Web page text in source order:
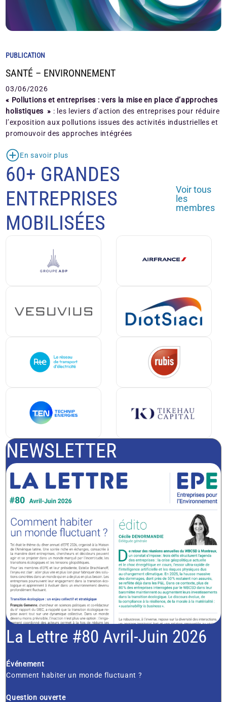
PUBLICATION
SANTÉ – ENVIRONNEMENT
03/06/2026
« Pollutions et entreprises : vers la mise en place d’approches
holistiques » : les leviers d’action des entreprises pour réduire
l’exposition aux pollutions issues des activités industrielles et
promouvoir des approches intégrées
En savoir plus
60+ GRANDES
ENTREPRISES
MOBILISÉES
Voir tous
les
membres
NEWSLETTER
La Lettre #80 Avril-Juin 2026
Événement
Comment habiter un monde fluctuant ?
Question ouverte